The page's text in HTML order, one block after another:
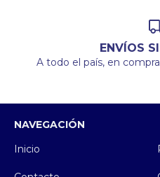
ENVÍOS
A todo el país, en
NAVEGACIÓN
Inicio